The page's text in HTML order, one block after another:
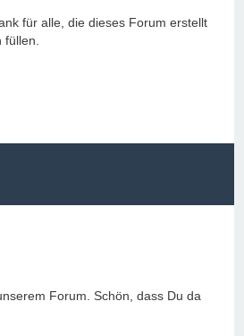
für alle, die dieses Forum erstellt
Forum. Schön, dass Du da